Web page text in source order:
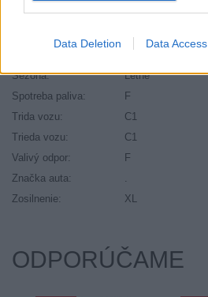
Data Deletion Data Access
Priľnavosť na mokru:
A
Sezóna:
Letné
Spotreba paliva:
F
Trida vozu:
C1
Trieda vozu:
C1
Valivý odpor:
F
Značka auta:
Zosilnenie:
XL
ODPORÚČAME